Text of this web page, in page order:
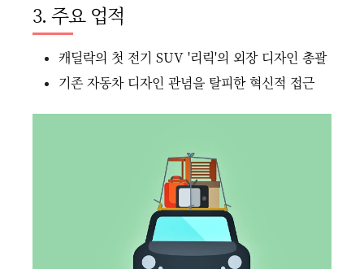
3. 주요 업적
캐딜락의 첫 전기 SUV '리릭'의 외장 디자인 총괄
기존 자동차 디자인 관념을 탈피한 혁신적 접근